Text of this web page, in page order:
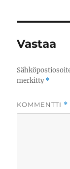
Vastaa
merkitty*
KOMMENTTI *